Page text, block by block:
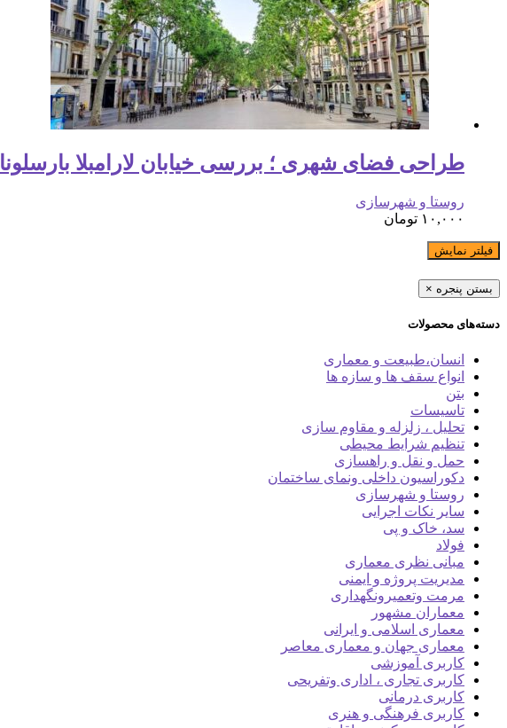
طراحی فضای شهری ؛ بررسی خیابان لارامبلا بارسلونا
روستا و شهرسازی
۱۰,۰۰۰ تومان
فیلتر نمایش
بستن پنجره ×
دسته‌های محصولات
انسان،طبیعت و معماری
انواع سقف ها و سازه ها
بتن
تاسیسات
تحلیل ، زلزله و مقاوم سازی
تنظیم شرایط محیطی
حمل و نقل و راهسازی
دکوراسیون داخلی ونمای ساختمان
روستا و شهرسازی
سایر نکات اجرایی
سد، خاک و پی
فولاد
مبانی نظری معماری
مدیریت پروژه و ایمنی
مرمت وتعمیرونگهداری
معماران مشهور
معماری اسلامی و ایرانی
معماری جهان و معماری معاصر
کاربری آموزشی
کاربری تجاری ، اداری وتفریحی
کاربری درمانی
کاربری فرهنگی و هنری